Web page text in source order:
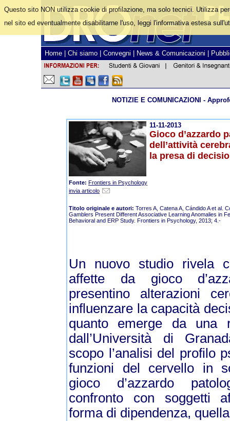
Home Chi siamo Convegni News & Comunicazioni
NOTIZIE E COMUNICAZIONI -
11-11-2013
Gioco d’azzardo
dell’attività
la presa di
Fonte: Frontiers in Psychology
invia articolo
Titolo originale e autori: Torres A, Catena A, Cándido A et al.
Gamblers Present Different Associative Learning Anomalies in
Behavioral and ERP Study. Frontiers in Psychology, 2013; 4.-
Un nuovo studio rivela
affette da gioco
presentino alterazioni
influenzare la capacità
quanto emerge da una
dall’Università di
scopo l’analisi del profilo
funzioni del cervello in
gioco d’azzardo
confronto con soggetti
forma di dipendenza,
Questo sito NON utilizza cookie di profilazione, ma solo tecnici. Utilizza
nel sito ed eventualmente disabilitarne l'uso, leggi l'informativa estesa